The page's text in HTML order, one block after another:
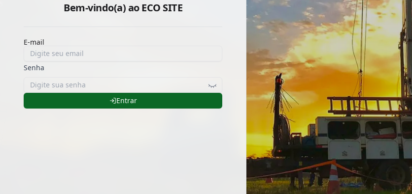
Bem-vindo(a) aoECO SITE
E-mail
Senha
Entrar